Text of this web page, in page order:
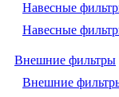
Навесные
Навесные
Внешние фильтры
Внешние